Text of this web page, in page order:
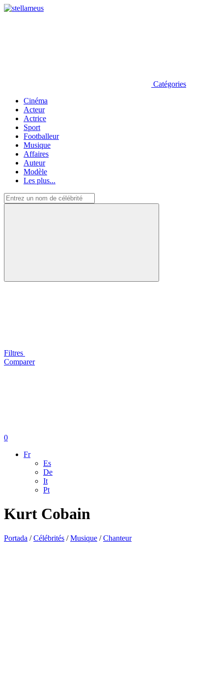
Catégories
Cinéma
Acteur
Actrice
Sport
Footballeur
Musique
Affaires
Auteur
Modèle
Les plus...
Filtres
Comparer
0
Fr
Es
De
It
Pt
Kurt Cobain
Portada /Célébrités /Musique /Chanteur